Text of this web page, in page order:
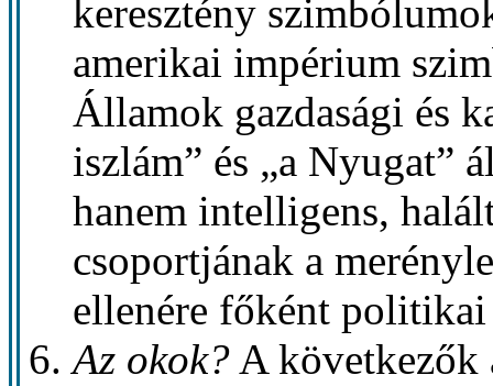
keresztény
amerikai impérium
Államok gazdasági és
iszlám” és „a Nyugat”
hanem intelligens,
csoportjának a
ellenére főként
Az okok? A következők